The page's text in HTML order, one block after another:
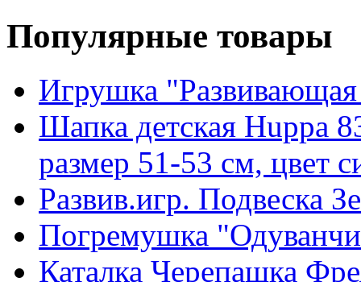
Популярные товары
Игрушка
Шапка детская Huppa
размер 51-53 см, цвет
Развив.игр. Подвеска
Погремушка
Каталка Черепашка